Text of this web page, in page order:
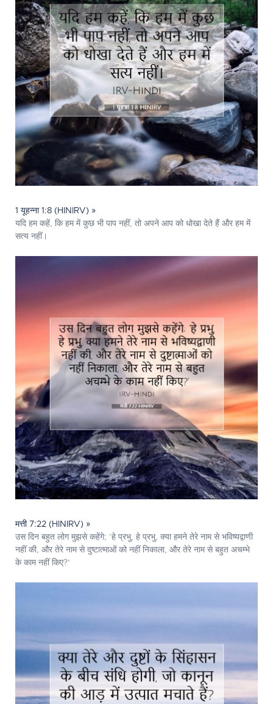
1 यूहन्ना 1:8 (HINIRV) »
यदि हम कहें, कि हम में कुछ भी पाप नहीं, तो अपने आप को धोखा देते हैं और हम में
सत्य नहीं।
मत्ती 7:22 (HINIRV) »
उस दिन बहुत लोग मुझसे कहेंगे; ‘हे प्रभु, हे प्रभु, क्या हमने तेरे नाम से भविष्यद्वाणी
नहीं की, और तेरे नाम से दुष्टात्माओं को नहीं निकाला, और तेरे नाम से बहुत अचम्भे
के काम नहीं किए?’